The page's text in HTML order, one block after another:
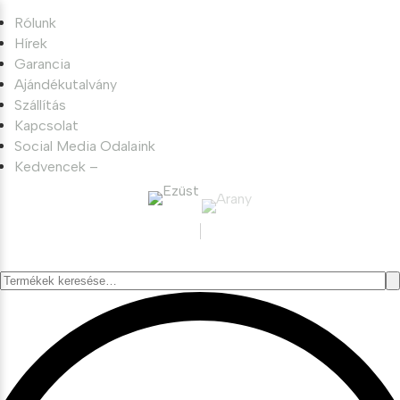
Rólunk
Hírek
Garancia
Ajándékutalvány
Szállítás
Kapcsolat
Social Media Odalaink
Kedvencek –
Keresés
következőre: